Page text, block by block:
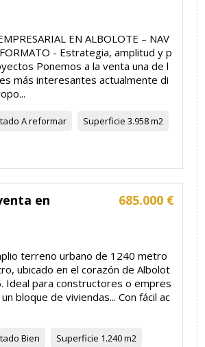
EN ALBOLOTE – NAV
- Estrategia, amplitud y p
Ponemos a la venta una de l
más interesantes actualmente di
A reformar Superficie 3.958 m2
685.000 €
en
terreno urbano de 1240 metro
ubicado en el corazón de Albolot
Ideal para constructores o empres
bloque de viviendas... Con fácil ac
Bien Superficie 1.240 m2